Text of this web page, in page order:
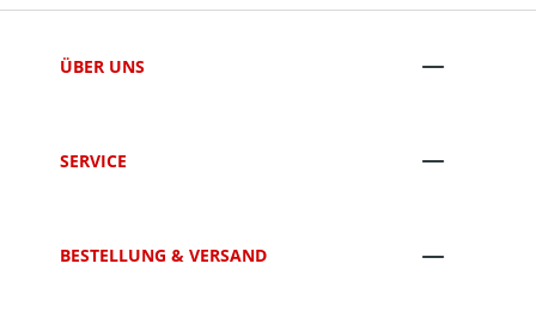
ÜBER UNS
SERVICE
BESTELLUNG & VERSAND